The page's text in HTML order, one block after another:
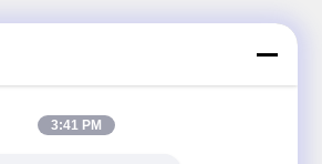
diskon dan banyak lagi.
3:41 PM